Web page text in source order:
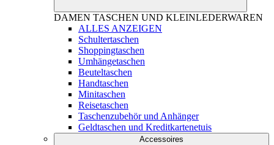
DAMEN TASCHEN UND KLEINLEDERWAREN
ALLES ANZEIGEN
Schultertaschen
Shoppingtaschen
Umhängetaschen
Beuteltaschen
Handtaschen
Minitaschen
Reisetaschen
Taschenzubehör und Anhänger
Geldtaschen und Kreditkartenetuis
Accessoires